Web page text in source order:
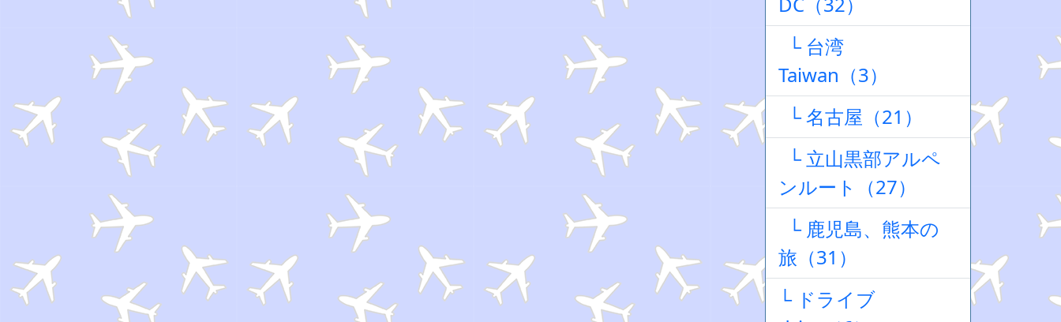
└ 台湾
Taiwan（3）
└ 名古屋（21）
└ 立山黒部アルペ
ンルート（27）
└ 鹿児島、熊本の
旅（31）
└ ドライブ